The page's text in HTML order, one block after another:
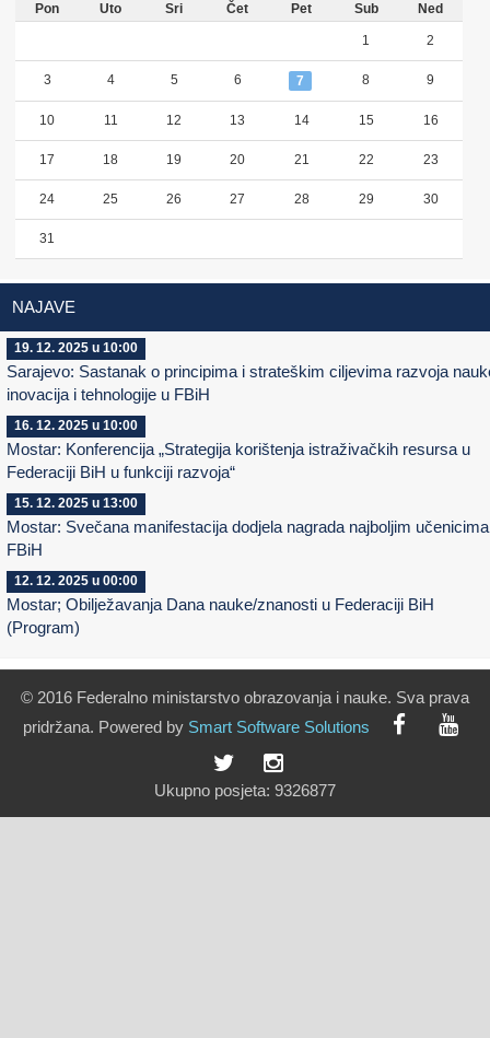
Pon Uto Sri Čet Pet Sub Ned
1 2
3 4 5 6 7 8 9
10 11 12 13 14 15 16
17 18 19 20 21 22 23
24 25 26 27 28 29 30
31
NAJAVE
19. 12. 2025 u 10:00
Sarajevo: Sastanak o principima i strateškim ciljevima razvoja
inovacija i tehnologije u FBiH
16. 12. 2025 u 10:00
Mostar: Konferencija „Strategija korištenja istraživačkih resursa u
Federaciji BiH u funkciji razvoja“
15. 12. 2025 u 13:00
Mostar: Svečana manifestacija dodjela nagrada najboljim
FBiH
12. 12. 2025 u 00:00
Mostar; Obilježavanja Dana nauke/znanosti u Federaciji BiH
(Program)
© 2016 Federalno ministarstvo obrazovanja i nauke. Sva prava
pridržana. Powered by Smart Software Solutions
Ukupno posjeta: 9326877